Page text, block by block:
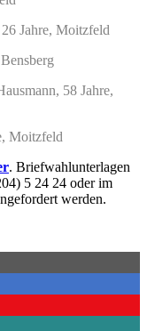
Jahre, Moitzfeld
58 Jahre,
Moitzfeld
. Briefwahlunterlagen
5 24 24 oder im
werden.